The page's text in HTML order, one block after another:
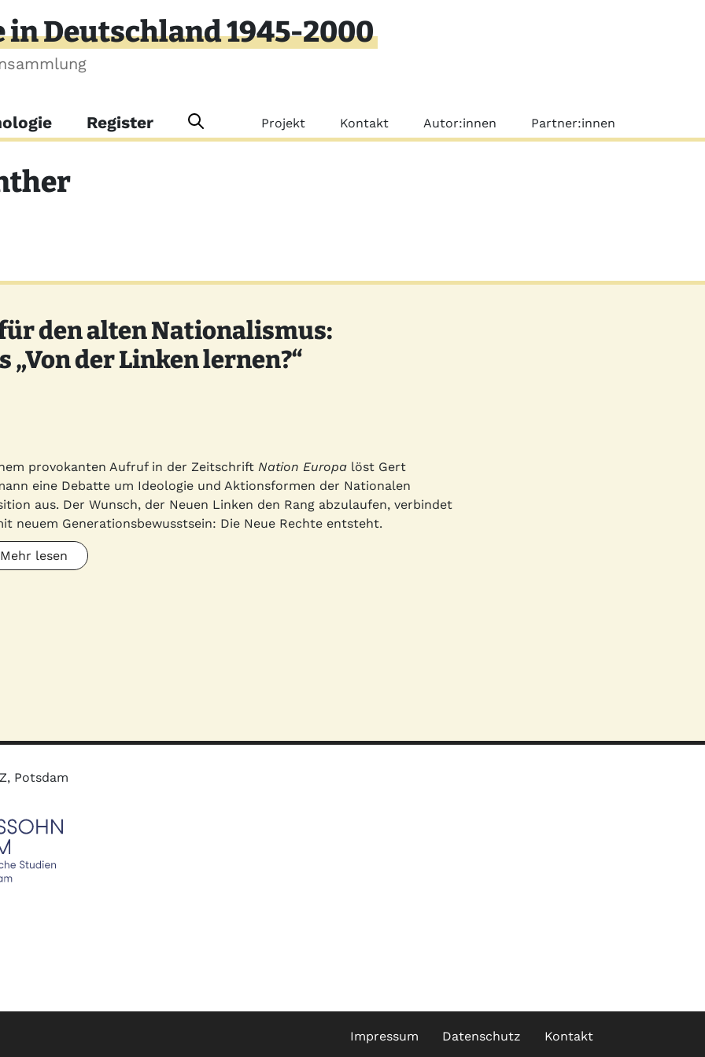
in Deutschland 1945-2000
Register Meta-Menü
Projekt Kontakt Autor:innen Partner:innen
den alten Nationalismus:
„Von der Linken lernen?“
provokanten Aufruf in der Zeitschrift Nation Europa löst Gert
eine Debatte um Ideologie und Aktionsformen der Nationalen
aus. Der Wunsch, der Neuen Linken den Rang abzulaufen, verbindet
neuem Generationsbewusstsein: Die Neue Rechte entsteht.
Mehr lesen
Potsdam
Impressum Datenschutz Kontakt